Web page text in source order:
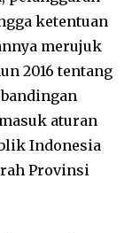
ketentuan
merujuk
2016 tentang
aturan
Indonesia
Provinsi